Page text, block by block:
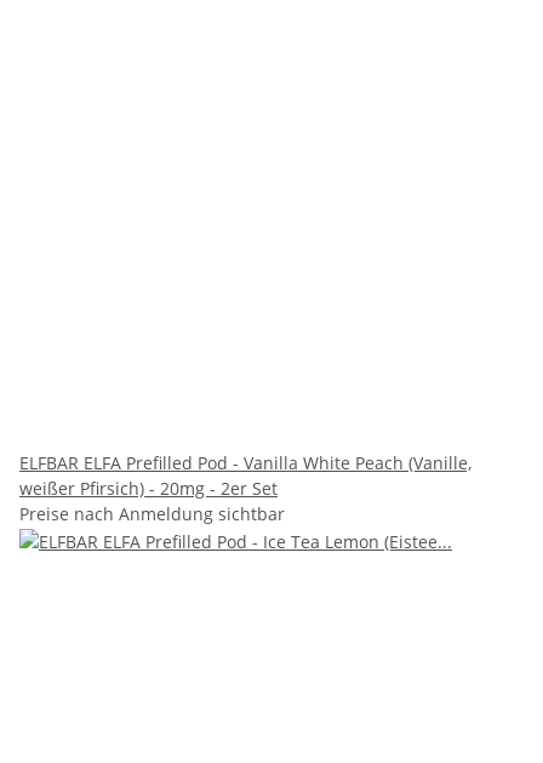
ELFBAR ELFA Prefilled Pod - Vanilla White Peach (Vanille,
weißer Pfirsich) - 20mg - 2er Set
Preise nach Anmeldung sichtbar